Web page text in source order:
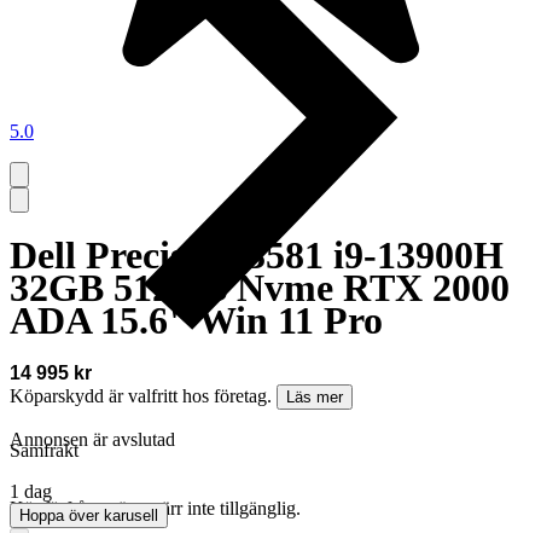
5.0
Dell Precision 3581 i9-13900H
32GB 512GB Nvme RTX 2000
ADA 15.6" Win 11 Pro
14 995 kr
Köparskydd är valfritt hos företag.
Läs mer
Annonsen är avslutad
Köpförfrågan är tyvärr inte tillgänglig.
Samfrakt
1 dag
Hoppa över karusell